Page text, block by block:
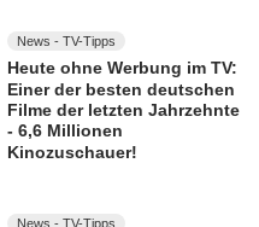
News - TV-Tipps
Heute ohne Werbung im TV:
Einer der besten deutschen
Filme der letzten Jahrzehnte
- 6,6 Millionen
Kinozuschauer!
News - TV-Tipps